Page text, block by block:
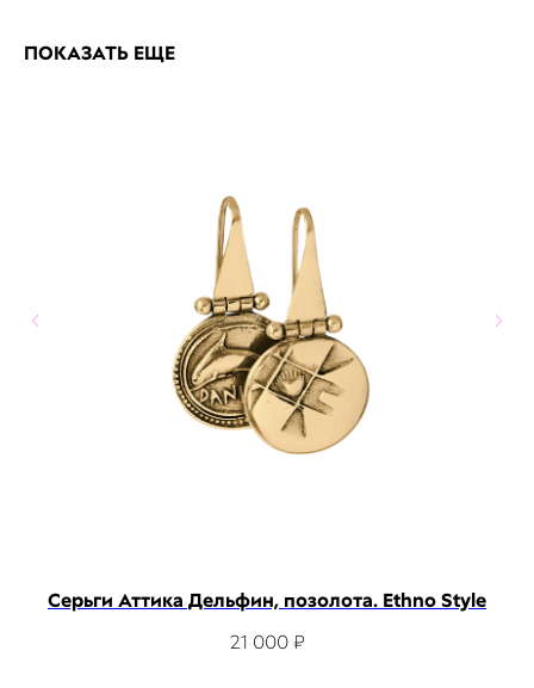
ПОКАЗАТЬ ЕЩЕ
Серьги Аттика Дельфин, позолота. Ethno Style
21 000 ₽